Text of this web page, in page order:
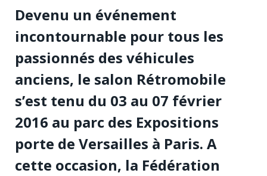
Devenu un événement
incontournable pour tous les
passionnés des véhicules
anciens, le salon Rétromobile
s’est tenu du 03 au 07 février
2016 au parc des Expositions
porte de Versailles à Paris. A
cette occasion, la Fédération